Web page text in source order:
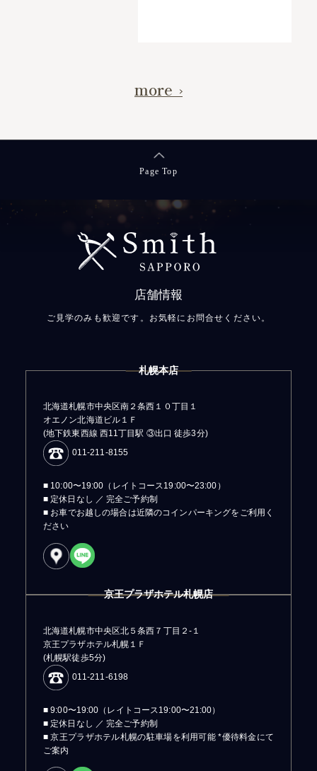
more
Page Top
店舗情報
ご見学のみも歓迎です。お気軽にお問合せください。
札幌本店
北海道札幌市中央区南２条西１０丁目１
オエノン北海道ビル１Ｆ
(地下鉄東西線 西11丁目駅 ③出口 徒歩3分)
011-211-8155
■ 10:00〜19:00（レイトコース19:00〜23:00）
■ 定休日なし ／ 完全ご予約制
■ お車でお越しの場合は近隣のコインパーキングをご利用く
ださい
京王プラザホテル札幌店
北海道札幌市中央区北５条西７丁目２-１
京王プラザホテル札幌１Ｆ
(札幌駅徒歩5分)
011-211-6198
■ 9:00〜19:00（レイトコース19:00〜21:00）
■ 定休日なし ／ 完全ご予約制
■ 京王プラザホテル札幌の駐車場を利用可能 *優待料金にて
ご案内